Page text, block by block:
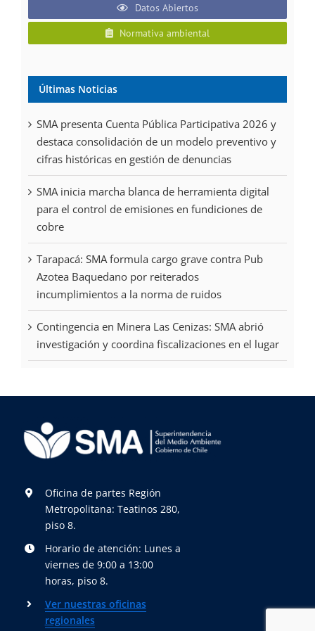
Datos Abiertos
Normativa ambiental
Últimas Noticias
SMA presenta Cuenta Pública Participativa 2026 y
destaca consolidación de un modelo preventivo y
cifras históricas en gestión de denuncias
SMA inicia marcha blanca de herramienta digital
para el control de emisiones en fundiciones de
cobre
Tarapacá: SMA formula cargo grave contra Pub
Azotea Baquedano por reiterados
incumplimientos a la norma de ruidos
Contingencia en Minera Las Cenizas: SMA abrió
investigación y coordina fiscalizaciones en el lugar
Oficina de partes Región
Metropolitana: Teatinos 280,
piso 8.
Horario de atención: Lunes a
viernes de 9:00 a 13:00
horas, piso 8.
Ver nuestras oficinas
regionales